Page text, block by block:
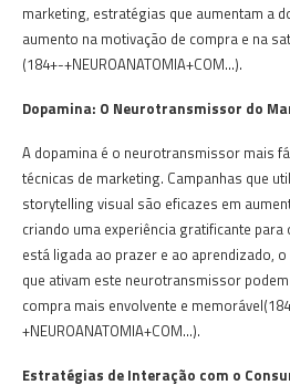
marketing, estratégias que aumentam a
aumento na motivação de compra e na
(184+-+NEUROANATOMIA+COM…)​.
Dopamina: O Neurotransmissor do
A dopamina é o neurotransmissor mais
técnicas de marketing. Campanhas que
storytelling visual são eficazes em
criando uma experiência gratificante
está ligada ao prazer e ao aprendizado,
que ativam este neurotransmissor
compra mais envolvente e
+NEUROANATOMIA+COM…)​.
Estratégias de Interação com o